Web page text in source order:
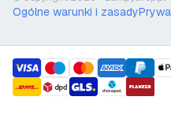
Ogólne warunki i zasady
payment methods
shipment methods